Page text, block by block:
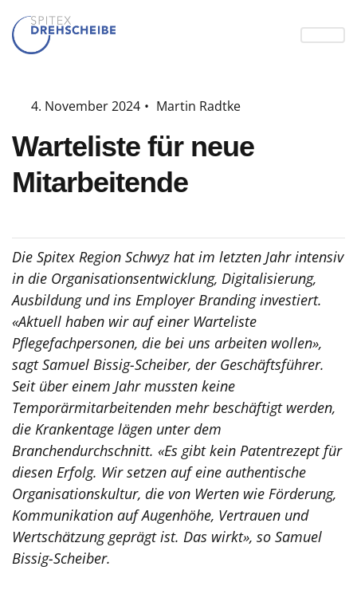
4. November 2024 • Martin Radtke
Warteliste für neue
Mitarbeitende
Die Spitex Region Schwyz hat im letzten Jahr intensiv
in die Organisationsentwicklung, Digitalisierung,
Ausbildung und ins Employer Branding investiert.
«Aktuell haben wir auf einer Warteliste
Pflegefachpersonen, die bei uns arbeiten wollen»,
sagt Samuel Bissig-Scheiber, der Geschäftsführer.
Seit über einem Jahr mussten keine
Temporärmitarbeitenden mehr beschäftigt werden,
die Krankentage lägen unter dem
Branchendurchschnitt. «Es gibt kein Patentrezept für
diesen Erfolg. Wir setzen auf eine authentische
Organisationskultur, die von Werten wie Förderung,
Kommunikation auf Augenhöhe, Vertrauen und
Wertschätzung geprägt ist. Das wirkt», so Samuel
Bissig-Scheiber.